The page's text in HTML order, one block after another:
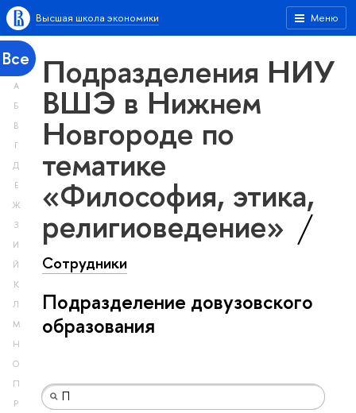
Меню
Высшая школа экономики
Все
А
Б
В
Г
Д
Е
Ж
З
И
Й
К
Л
М
Н
О
П
Р
Подразделения НИУ
ВШЭ в Нижнем
Новгороде по
тематике
«Философия, этика,
религиоведение»
Сотрудники
Подразделение довузовского
образования